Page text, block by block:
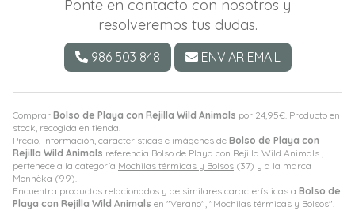
Comprar Bolso de Playa con Rejilla Wild Animals por 24,95€. Producto en
stock, recogida en tienda.
Precio, información, características e imágenes de Bolso de Playa con
Rejilla Wild Animals referencia Bolso de Playa con Rejilla Wild Animals ,
pertenece a la categoría Mochilas térmicas y Bolsos (37) y a la marca
Monnëka (99).
Encuentra productos relacionados y de similares características a Bolso de
Playa con Rejilla Wild Animals en "Verano", "Mochilas térmicas y Bolsos".
Ponte en contacto con nosotros y
resolveremos tus dudas.
986 503 848 ENVIAR EMAIL